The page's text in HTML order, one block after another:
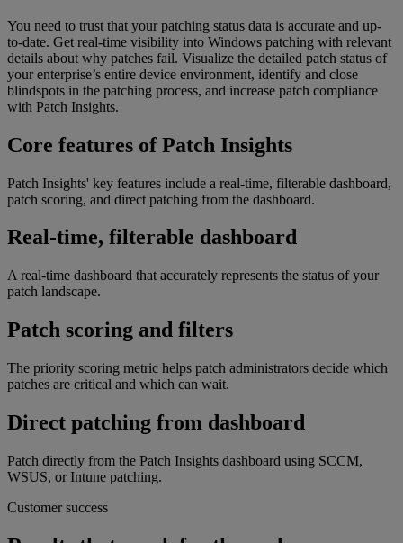
You need to trust that your patching status data is accurate and up-
to-date. Get real-time visibility into Windows patching with relevant
details about why patches fail. Visualize the detailed patch status of
your enterprise’s entire device environment, identify and close
blindspots in the patching process, and increase patch compliance
with Patch Insights.
Core features of Patch Insights
Patch Insights' key features include a real-time, filterable dashboard,
patch scoring, and direct patching from the dashboard.
Real-time, filterable dashboard
A real-time dashboard that accurately represents the status of your
patch landscape.
Patch scoring and filters
The priority scoring metric helps patch administrators decide which
patches are critical and which can wait.
Direct patching from dashboard
Patch directly from the Patch Insights dashboard using SCCM,
WSUS, or Intune patching.
Customer success